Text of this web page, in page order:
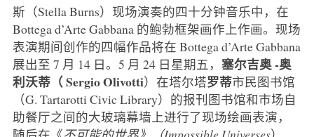
斯（Stella Burns）现场演奏的四十分钟音乐中，在
Bottega d’Arte Gabbana 的鲍勃框架画作上作画。现场
表演期间创作的四幅作品将在 Bottega d’Arte Gabbana
展出至 7 月 14 日。5 月 24 日星期五， 塞尔吉奥-奥
利沃蒂（SergioOlivotti）在塔尔塔罗蒂市民图书馆
（G. Tartarotti Civic Library）的报刊图书馆和市场自
助餐厅之间的大玻璃幕墙上进行了现场绘画表演，